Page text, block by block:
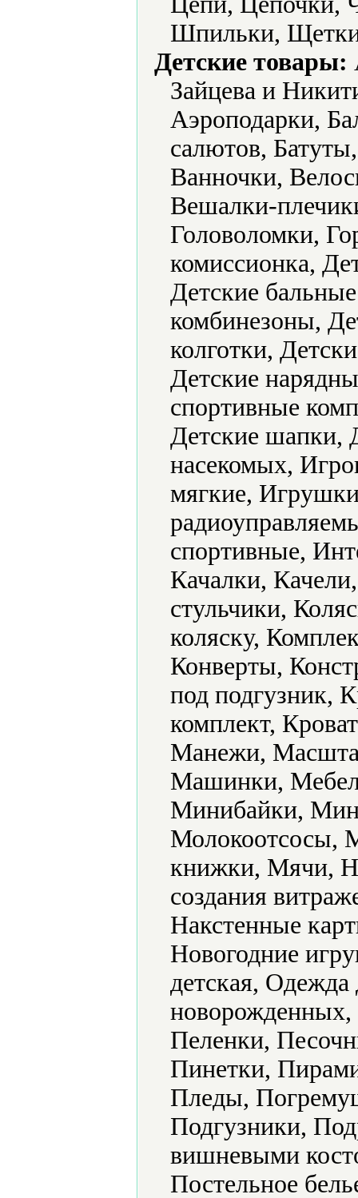
Шпильки,
Детские товары:
Зайцева и
Аэроподарки,
салютов,
Ванночки,
Вешалки-
Головоломки,
комиссионка,
Детские
комбинезоны,
колготки,
Детские
спортивные
Детские шапки,
насекомых,
мягкие,
спортивные,
Качалки,
стульчики,
коляску,
Конверты,
под подгузник,
комплект,
Манежи,
Машинки,
Минибайки,
Молокоотсосы,
книжки, Мячи,
создания
Накстенные
Новогодние
детская,
Пеленки,
Пинетки,
Пледы,
Подгузники,
вишневыми
Постельное